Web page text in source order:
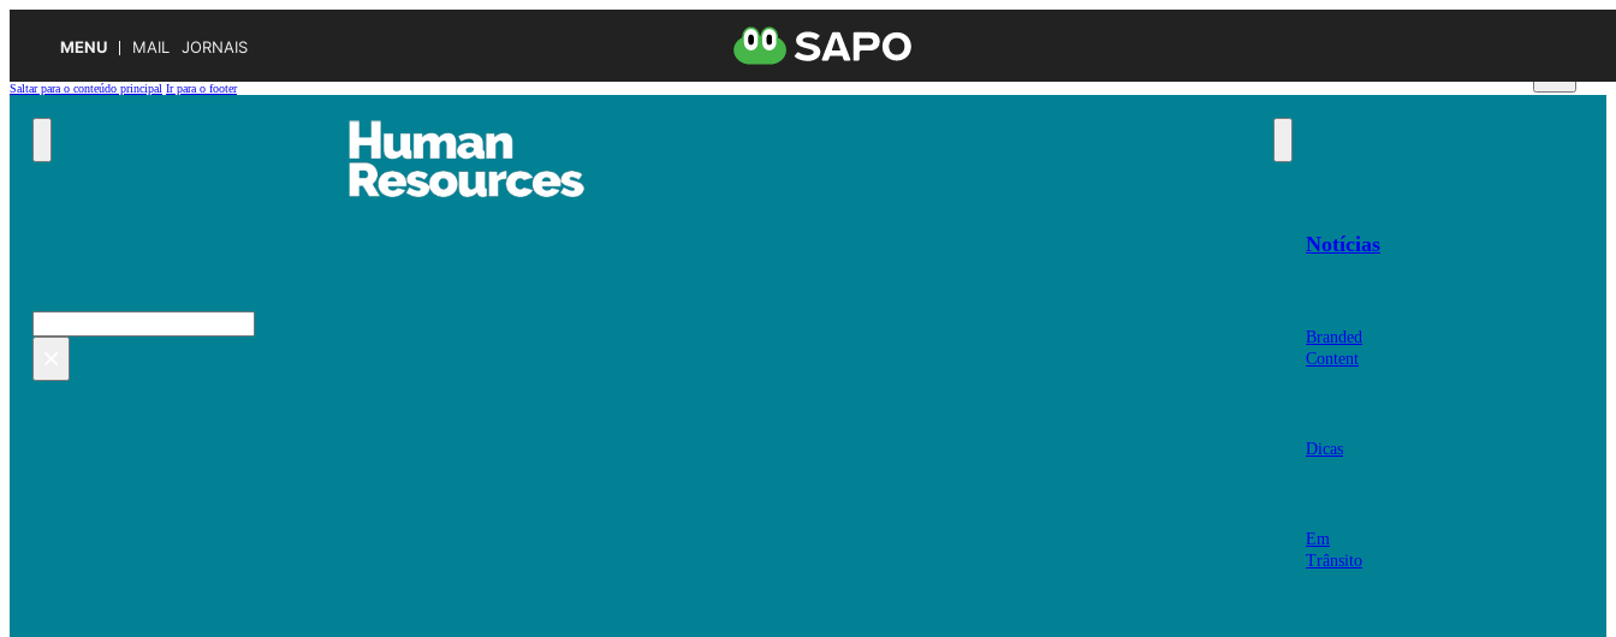
MENU MAIL JORNAIS
Saltar para o conteúdo principal Ir para o footer
Pesquisar
Notícias
Branded
Content
Dicas
Em
Trânsito